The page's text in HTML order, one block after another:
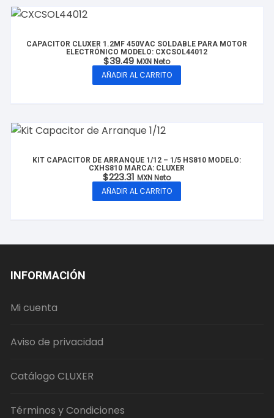
CAPACITOR CLUXER 1.2MF 450VAC SOLDABLE PARA MOTOR
ELECTRÓNICO MODELO: CXCSOL44012
$39.49 MXN Neto
AÑADIR AL CARRITO
KIT CAPACITOR DE ARRANQUE 1/12 – 1/5 HS810 MODELO:
CXHS810 MARCA: CLUXER
$223.31 MXN Neto
AÑADIR AL CARRITO
INFORMACIÓN
Mi cuenta
Aviso de privacidad
Catálogo CLUXER
Términos y Condiciones